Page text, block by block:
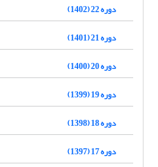
دوره 22 (1402)
دوره 21 (1401)
دوره 20 (1400)
دوره 19 (1399)
دوره 18 (1398)
دوره 17 (1397)